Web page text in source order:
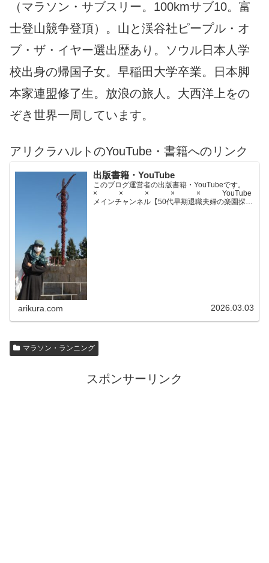
（マラソン・サブスリー。100kmサブ10。富
士登山競争登頂）。山と渓谷社ピープル・オ
ブ・ザ・イヤー選出歴あり。ソウル日本人学
校出身の帰国子女。早稲田大学卒業。日本脚
本家連盟修了生。放浪の旅人。大西洋上をの
ぞき世界一周しています。
アリクラハルトのYouTube・書籍へのリンク
出版書籍・YouTube
このブログ運営者の出版書籍・YouTubeです。
× × × × × YouTube
メインチャンネル【50代早期退職夫婦の楽園探求
arikura.com 2026.03.03
マラソン・ランニング
スポンサーリンク